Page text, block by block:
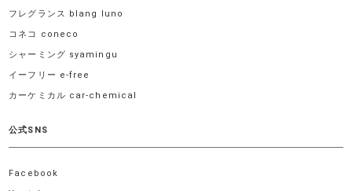
フレグランス blang luno
コネコ coneco
シャーミング syamingu
イーフリー e-free
カーケミカル car-chemical
公式SNS
Facebook